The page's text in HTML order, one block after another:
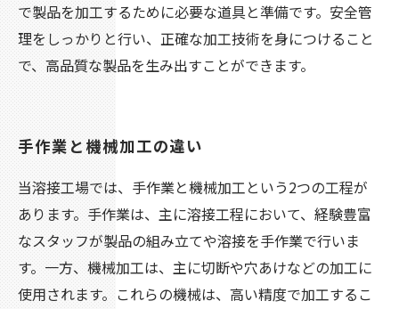
で製品を加工するために必要な道具と準備です。安全管
理をしっかりと行い、正確な加工技術を身につけること
で、高品質な製品を生み出すことができます。
手作業と機械加工の違い
当溶接工場では、手作業と機械加工という2つの工程が
あります。手作業は、主に溶接工程において、経験豊富
なスタッフが製品の組み立てや溶接を手作業で行いま
す。一方、機械加工は、主に切断や穴あけなどの加工に
使用されます。これらの機械は、高い精度で加工するこ